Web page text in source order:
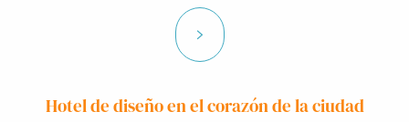
Hotel de diseño en el corazón de la ciudad